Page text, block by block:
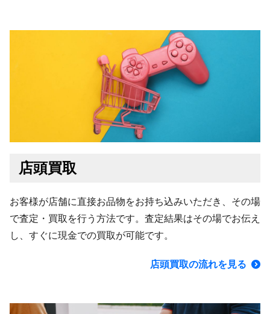
店頭買取
お客様が店舗に直接お品物をお持ち込みいただき、その場
で査定・買取を行う方法です。査定結果はその場でお伝え
し、すぐに現金での買取が可能です。
店頭買取の流れを見る